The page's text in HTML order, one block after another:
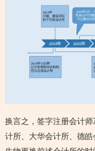
换言之，签字注册会计
计所、大华会计所、德